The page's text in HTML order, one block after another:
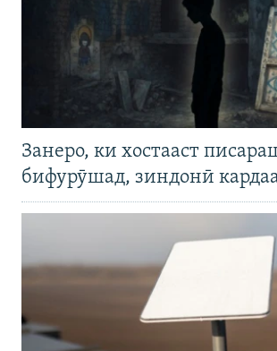
Занеро, ки хостааст
бифурӯшад, зиндонӣ